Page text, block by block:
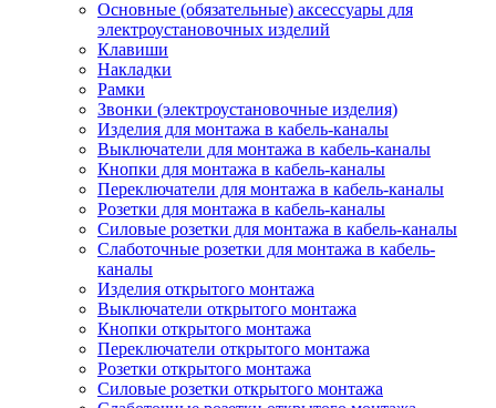
Основные (обязательные) аксессуары для
электроустановочных изделий
Клавиши
Накладки
Рамки
Звонки (электроустановочные изделия)
Изделия для монтажа в кабель-каналы
Выключатели для монтажа в кабель-каналы
Кнопки для монтажа в кабель-каналы
Переключатели для монтажа в кабель-каналы
Розетки для монтажа в кабель-каналы
Силовые розетки для монтажа в кабель-каналы
Слаботочные розетки для монтажа в кабель-
каналы
Изделия открытого монтажа
Выключатели открытого монтажа
Кнопки открытого монтажа
Переключатели открытого монтажа
Розетки открытого монтажа
Силовые розетки открытого монтажа